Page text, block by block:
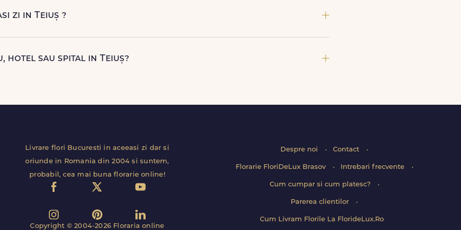
zi in Teiuș ?
sau spital in Teiuș?
Livrare flori Bucuresti in aceeasi zi dar si
oriunde in Romania din 2004 si suntem,
probabil, cea mai buna florarie online!
Copyright © 2004-2026 Floraria online
Despre noi Contact
Florarie FloriDeLux Brasov Intrebari frecvente
Cum cumpar si cum platesc?
Parerea clientilor
Cum Livram Florile La FlorideLux.Ro